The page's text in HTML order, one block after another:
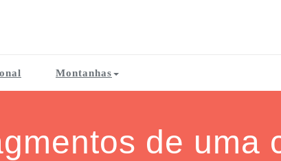
Montanhas
de uma